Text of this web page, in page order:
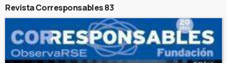
Revista Corresponsables 83